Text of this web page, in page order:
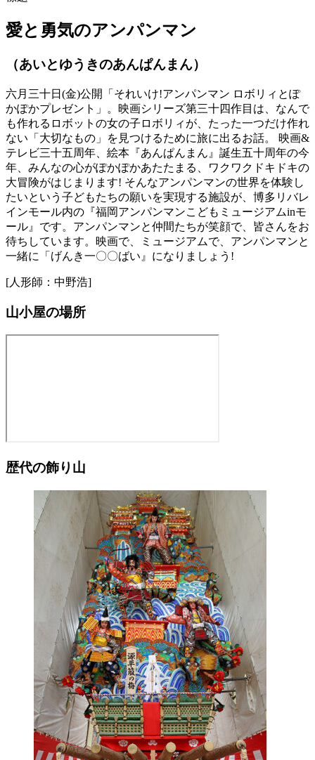
愛と勇気のアンパンマン
（あいとゆうきのあんぱんまん）
六月三十日(金)公開「それいけ!アンパンマン ロボリィとぽ
かぽかプレゼント」。映画シリーズ第三十四作目は、なんで
も作れるロボットの女の子ロボリィが、たった一つだけ作れ
ない「大切なもの」を見つけるために旅に出るお話。 映画&
テレビ三十五周年、絵本『あんぱんまん』誕生五十周年の今
年、みんなの心がぽかぽかあたたまる、ワクワクドキドキの
大冒険がはじまります! そんなアンパンマンの世界を体験し
たいという子どもたちの願いを実現する施設が、博多リバレ
インモール内の『福岡アンパンマンこどもミュージアムinモ
ール』です。アンパンマンと仲間たちが笑顔で、皆さんをお
待ちしています。映画で、ミュージアムで、アンパンマンと
一緒に「げんき一〇〇ばい』になりましょう!
[人形師：中野浩]
山小屋の場所
歴代の飾り山